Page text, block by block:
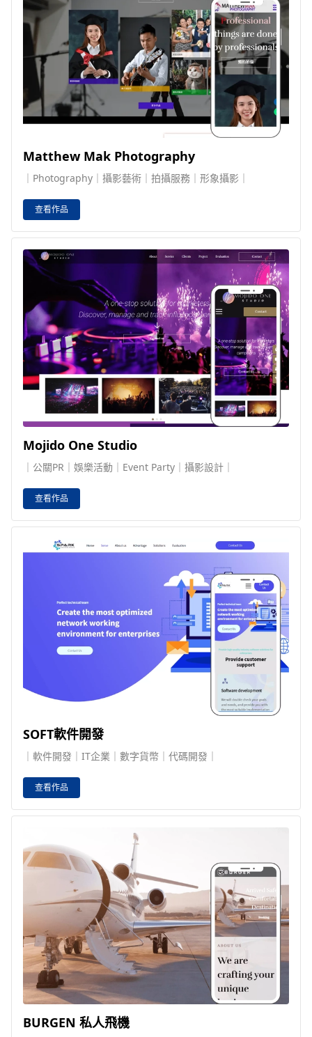
Matthew Mak Photography
｜Photography｜攝影藝術｜拍攝服務｜形象攝影｜
查看作品
Mojido One Studio
｜公關PR｜娛樂活動｜Event Party｜攝影設計｜
查看作品
SOFT軟件開發
｜軟件開發｜IT企業｜數字貨幣｜代碼開發｜
查看作品
BURGEN 私人飛機